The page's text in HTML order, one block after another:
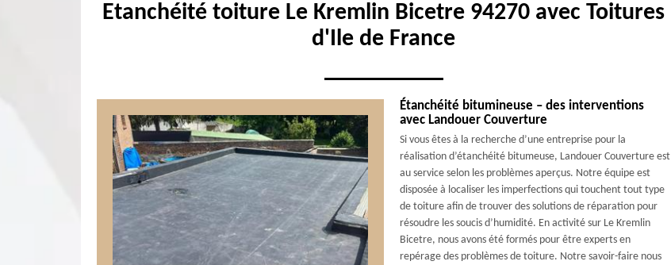
Etanchéité toiture Le Kremlin Bicetre 94270 avec Toitures
d'Ile de France
Étanchéité bitumineuse – des interventions
avec Landouer Couverture
Si vous êtes à la recherche d’une entreprise pour la
réalisation d’étanchéité bitumeuse, Landouer Couverture est
au service selon les problèmes aperçus. Notre équipe est
disposée à localiser les imperfections qui touchent tout type
de toiture afin de trouver des solutions de réparation pour
résoudre les soucis d’humidité. En activité sur Le Kremlin
Bicetre, nous avons été formés pour être experts en
repérage des problèmes de toiture. Notre savoir-faire nous